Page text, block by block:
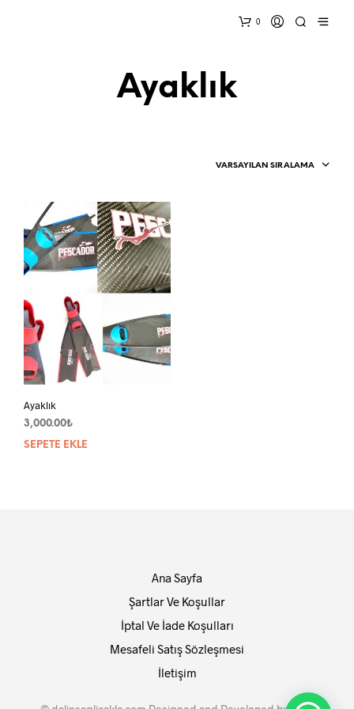
0
Ayaklık
VARSAYILAN SIRALAMA
Ayaklık
3,000.00₺
SEPETE EKLE
Ana Sayfa
Şartlar Ve Koşullar
İptal Ve İade Koşulları
Mesafeli Satış Sözleşmesi
İletişim